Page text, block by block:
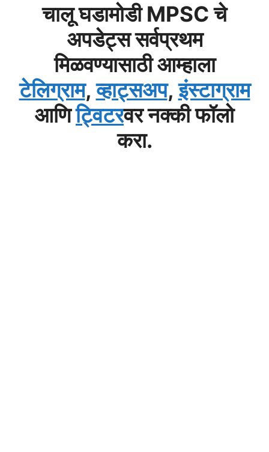
चालू घडामोडी MPSC चे
अपडेट्स सर्वप्रथम
मिळवण्यासाठी आम्हाला
टेलिग्राम,व्हाट्सअप,इंस्टाग्राम
आणिट्विटरवर नक्की फॉलो
करा.